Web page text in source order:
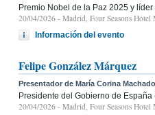
Premio Nobel de la Paz 2025 y
20/04/2026 - Madrid, Four Seasons
Información del evento
Felipe González Márquez
Presentador de María Corina Machado
Presidente del Gobierno de
20/04/2026 - Madrid, Four Seasons